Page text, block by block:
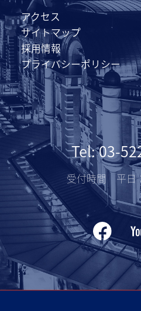
アクセス
サイトマップ
採用情報
プライバシーポリシー
Tel: 03-
受付時間 平日